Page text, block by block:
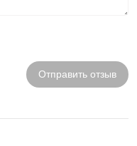
Отправить отзыв